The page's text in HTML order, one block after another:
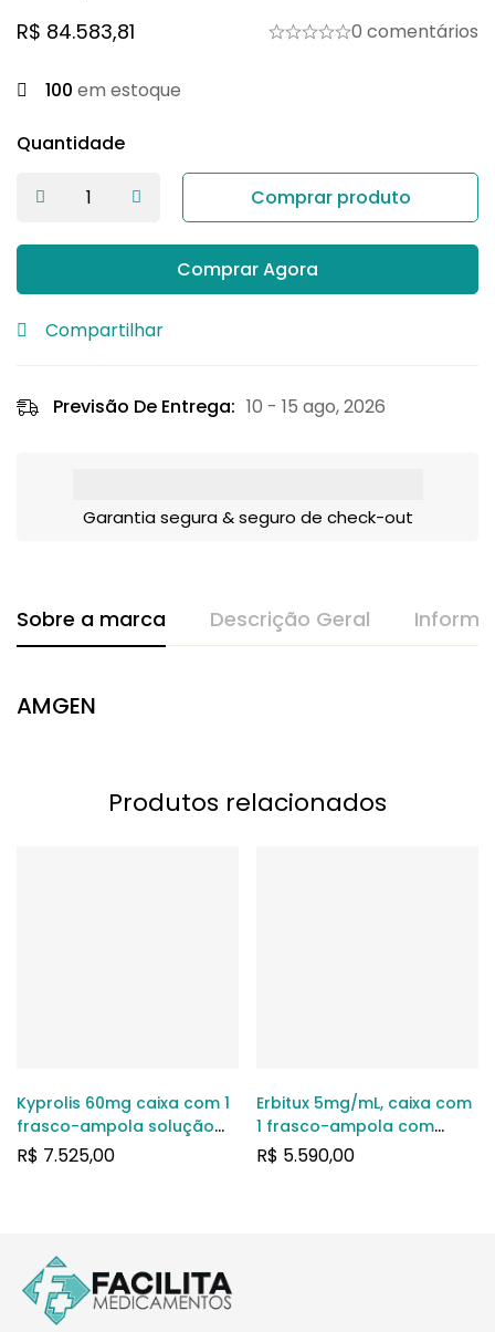
R$ 84.583,81 0 comentários
100 em estoque
Quantidade
Comprar produto
Comprar Agora
Compartilhar
Previsão De Entrega: 10 - 15 ago, 2026
Garantia segura & seguro de check-out
Sobre a marca Descrição Geral
AMGEN
Produtos relacionados
Kyprolis 60mg caixa com 1
frasco-ampola solução
injetável
R$ 7.525,00
Erbitux 5mg/mL, caixa com
1 frasco-ampola com
100mL de solução de uso
R$ 5.590,00